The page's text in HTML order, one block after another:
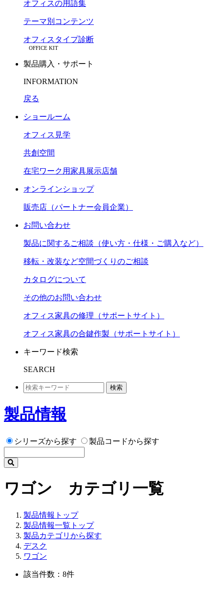
オフィスの用語集
テーマ別コンテンツ
オフィスタイプ診断
OFFICE KIT
製品購入・サポート
INFORMATION
戻る
ショールーム
オフィス見学
共創空間
在宅ワーク用家具展示店舗
オンラインショップ
販売店（パートナー会員企業）
お問い合わせ
製品に関するご相談（使い方・仕様・ご購入など）
移転・改装など空間づくりのご相談
カタログについて
その他のお問い合わせ
オフィス家具の修理（サポートサイト）
オフィス家具の合鍵作製（サポートサイト）
キーワード検索
SEARCH
検索
製品情報
シリーズから探す 製品コードから探す
ワゴン カテゴリ一覧
製品情報トップ
製品情報一覧トップ
製品カテゴリから探す
デスク
ワゴン
該当件数：8件